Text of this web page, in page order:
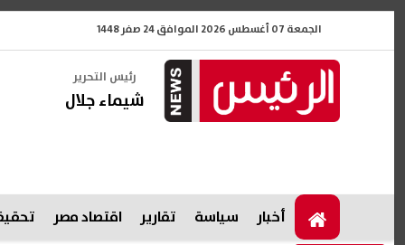
الجمعة 07 أغسطس 2026 الموافق 24 صفر 1448
رئيس التحرير
شيماء جلال
أخبار سياسة تقارير اقتصاد مصر